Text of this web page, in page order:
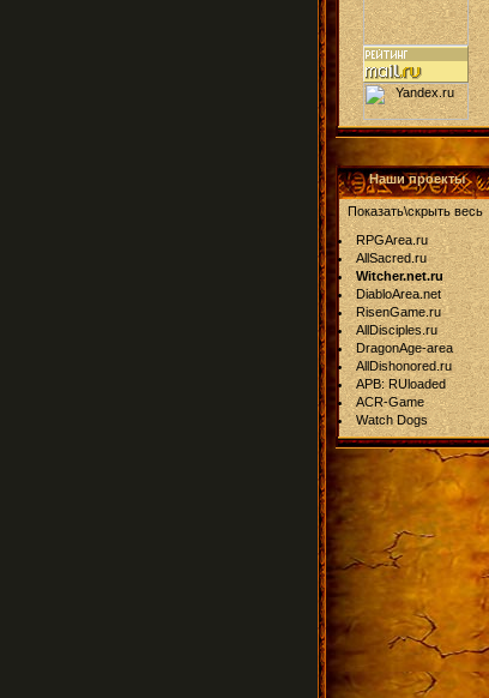
Наши проекты
Показать\скрыть весь
RPGArea.ru
AllSacred.ru
Witcher.net.ru
DiabloArea.net
RisenGame.ru
AllDisciples.ru
DragonAge-area
AllDishonored.ru
APB: RUloaded
ACR-Game
Watch Dogs